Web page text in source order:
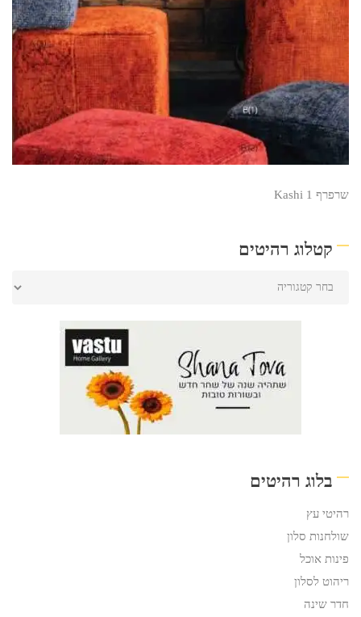
שרפרף Kashi 1
קטלוג רהיטים
בלוג רהיטים
רהיטי עץ
שולחנות סלון
פינות אוכל
ריהוט לסלון
חדר שינה